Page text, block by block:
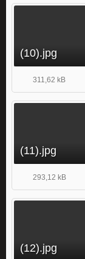
(10).jpg
311,62 kB
(11).jpg
293,12 kB
(12).jpg